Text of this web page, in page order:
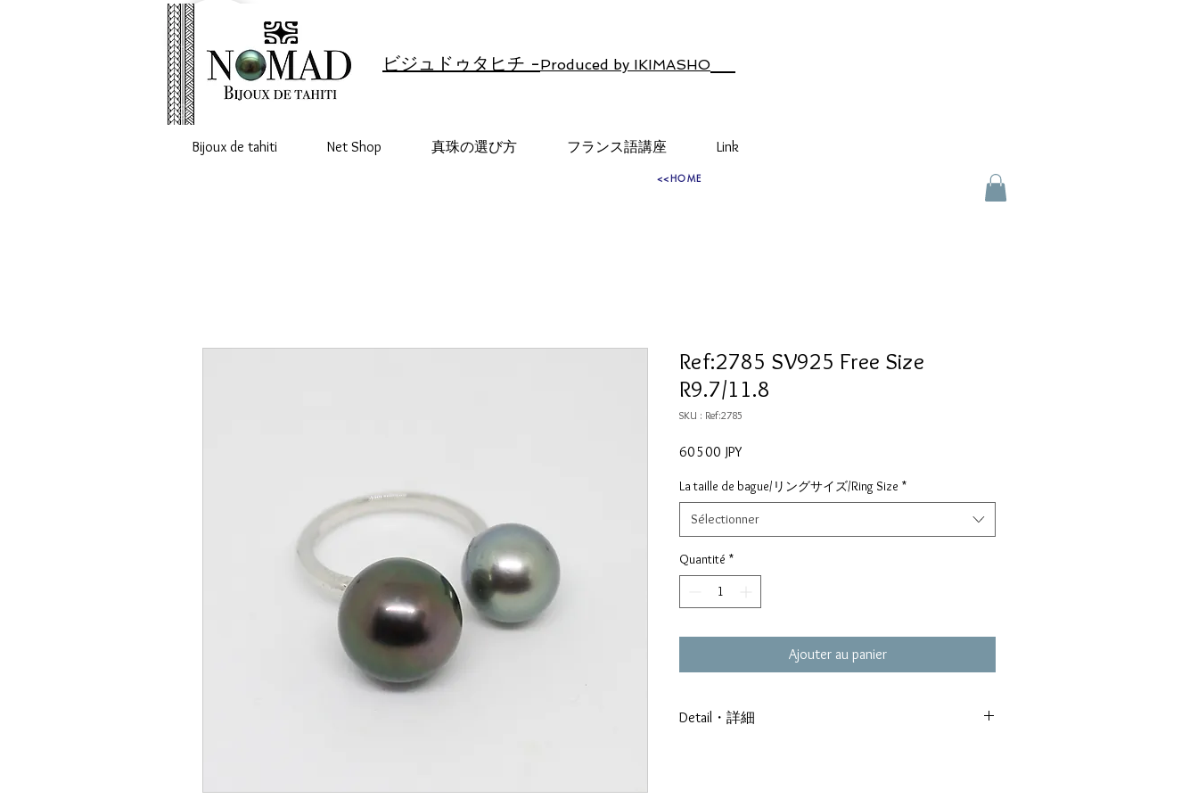
ビジュドゥタヒチ -Produced by IKIMASHO
Bijoux de tahiti Net Shop 真珠の選び方 フランス語講座 Link
<<HOME
Ref:2785 SV925 Free Size
R9.7/11.8
SKU : Ref:2785
60 500 JPYPrix
La taille de bague/リングサイズ/Ring Size *
Sélectionner
Quantité *
Ajouter au panier
Detail・詳細